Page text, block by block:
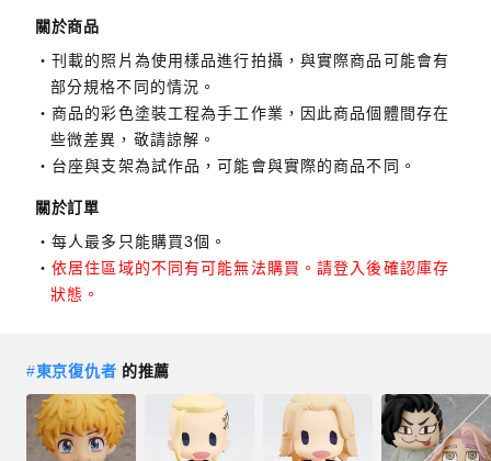
關於商品
刊載的照片為使用樣品進行拍攝，與實際商品可能會有
部分規格不同的情況。
商品的彩色塗裝工程為手工作業，因此商品個體間存在
些微差異，敬請諒解。
台座與支架為試作品，可能會與實際的商品不同。
關於訂單
每人最多只能購買3個。
依居住區域的不同有可能無法購買。請登入後確認庫存
狀態。
#東京復仇者 的推薦